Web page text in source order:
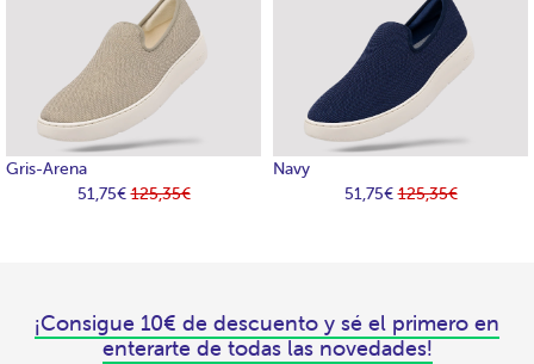
Gris-Arena
51,75€125,35€
Navy
51,75€125,35€
¡Consigue 10€ de descuento y sé el primero en
enterarte de todas las novedades!